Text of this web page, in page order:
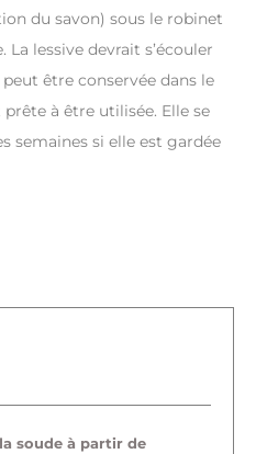
du savon) sous le robinet
lessive devrait s’écouler
être conservée dans le
prête à être utilisée. Elle se
semaines si elle est gardée
soude à partir de